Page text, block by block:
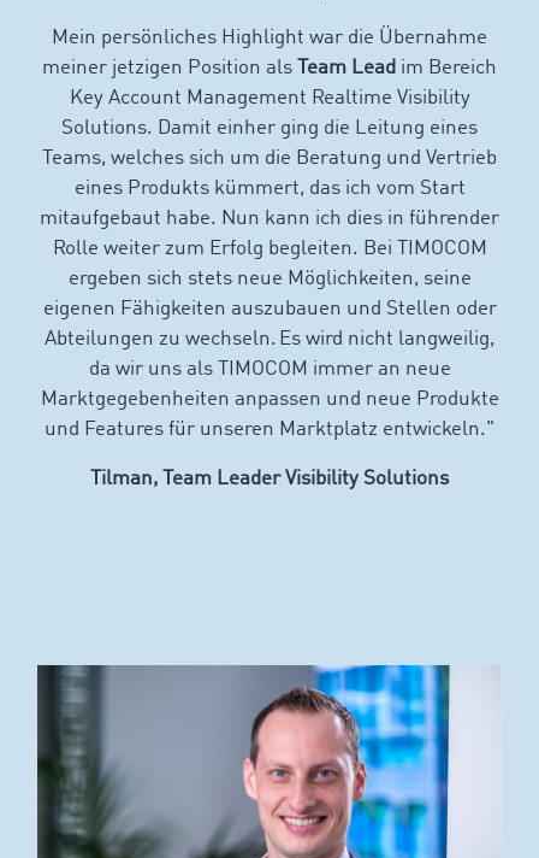
Mein persönliches Highlight war die Übernahme
meiner jetzigen Position als Team Lead im Bereich
Key Account Management Realtime Visibility
Solutions. Damit einher ging die Leitung eines
Teams, welches sich um die Beratung und Vertrieb
eines Produkts kümmert, das ich vom Start
mitaufgebaut habe. Nun kann ich dies in führender
Rolle weiter zum Erfolg begleiten. Bei TIMOCOM
ergeben sich stets neue Möglichkeiten, seine
eigenen Fähigkeiten auszubauen und Stellen oder
Abteilungen zu wechseln. Es wird nicht langweilig,
da wir uns als TIMOCOM immer an neue
Marktgegebenheiten anpassen und neue Produkte
und Features für unseren Marktplatz entwickeln."
Tilman, Team Leader Visibility Solutions